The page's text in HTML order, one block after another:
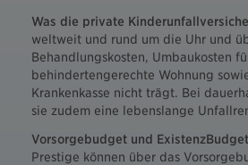
Was die private
weltweit und rund um die Uhr und
Behandlungskosten, Umbaukosten
behindertengerechte Wohnung
Krankenkasse nicht trägt. Bei
sie zudem eine lebenslange
Vorsorgebudget und
Prestige können über das